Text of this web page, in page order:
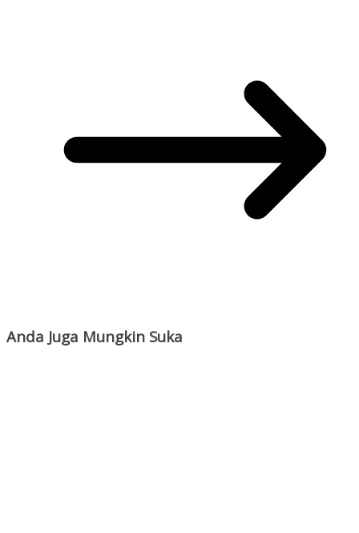
Anda Juga Mungkin Suka